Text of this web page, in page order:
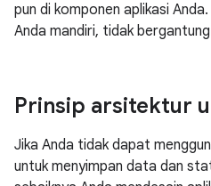
pun di komponen aplikasi
Anda mandiri, tidak
Prinsip arsitektur
Jika Anda tidak dapat
untuk menyimpan data dan